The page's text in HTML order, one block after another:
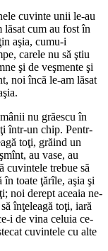
cuvinte unii le-au
cum au fost în
aşia, cumu-i
carele nu să ştiu
şi de veşmente şi
noi încă le-am lăsat
nu grăescu în
într-un chip. Pentr-
toţi, grăind un
au vase, au
cuvintele trebue să
toate ţărîle, aşia şi
noi derept aceaia ne-
înţeleagă toţi, iară
i de vina celuia ce-
cuvintele cu alte